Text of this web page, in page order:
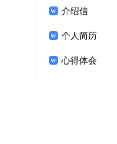
同15篇
介绍信
个人简历
心得体会